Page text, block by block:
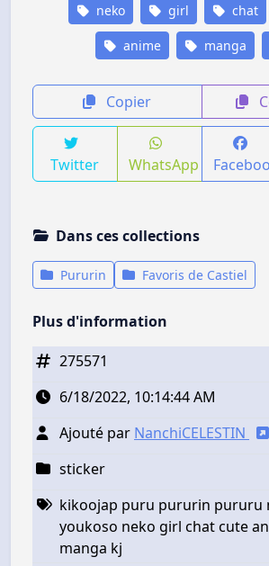
neko girl chat
anime manga
Copier
Twitter WhatsApp
Dans ces collections
Pururin Favoris de Castiel
Plus d'information
275571
6/18/2022, 10:14:44 AM
Ajouté par NanchiCELESTIN
sticker
kikoojap puru pururin pururu
youkoso neko girl chat cute
manga kj